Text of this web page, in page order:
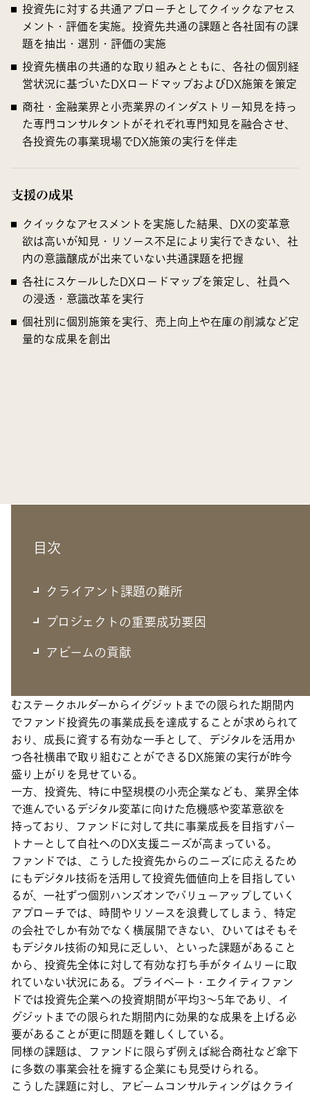
投資先に対する共通アプローチとしてクイックなアセス
メント・評価を実施。投資先共通の課題と各社固有の課
題を抽出・選別・評価の実施
投資先横串の共通的な取り組みとともに、各社の個別経
営状況に基づいたDXロードマップおよびDX施策を策定
商社・金融業界と小売業界のインダストリー知見を持っ
た専門コンサルタントがそれぞれ専門知見を融合させ、
各投資先の事業現場でDX施策の実行を伴走
支援の成果
クイックなアセスメントを実施した結果、DXの変革意
欲は高いが知見・リソース不足により実行できない、社
内の意識醸成が出来ていない共通課題を把握
各社にスケールしたDXロードマップを策定し、社員へ
の浸透・意識改革を実行
個社別に個別施策を実行、売上向上や在庫の削減など定
量的な成果を創出
目次
クライアント課題の難所
プロジェクトの重要成功要因
アビームの貢献
クライアント課題の難所
汎用的なバリューアップアプローチの確立とス
モールウィンの積上げによる投資先の意識変革
むステークホルダーからイグジットまでの限られた期間内
でファンド投資先の事業成長を達成することが求められて
おり、成長に資する有効な一手として、デジタルを活用か
つ各社横串で取り組むことができるDX施策の実行が昨今
盛り上がりを見せている。
一方、投資先、特に中堅規模の小売企業なども、業界全体
で進んでいるデジタル変革に向けた危機感や変革意欲を
持っており、ファンドに対して共に事業成長を目指すパー
トナーとして自社へのDX支援ニーズが高まっている。
ファンドでは、こうした投資先からのニーズに応えるため
にもデジタル技術を活用して投資先価値向上を目指してい
るが、一社ずつ個別ハンズオンでバリューアップしていく
アプローチでは、時間やリソースを浪費してしまう、特定
の会社でしか有効でなく横展開できない、ひいてはそもそ
もデジタル技術の知見に乏しい、といった課題があること
から、投資先全体に対して有効な打ち手がタイムリーに取
れていない状況にある。プライベート・エクイティファン
ドでは投資先企業への投資期間が平均3～5年であり、イ
グジットまでの限られた期間内に効果的な成果を上げる必
要があることが更に問題を難しくしている。
同様の課題は、ファンドに限らず例えば総合商社など傘下
に多数の事業会社を擁する企業にも見受けられる。
こうした課題に対し、アビームコンサルティングはクライ